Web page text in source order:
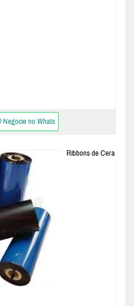
Negocie no Whats
Ribbons de Cera